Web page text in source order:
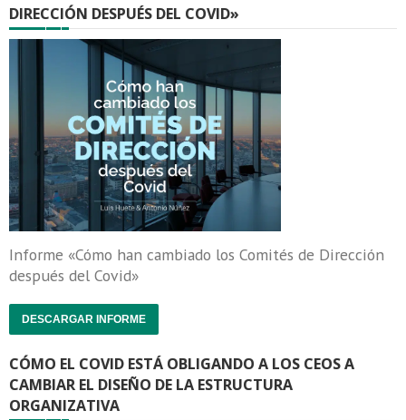
DIRECCIÓN DESPUÉS DEL COVID»
Informe «Cómo han cambiado los Comités de Dirección
después del Covid»
DESCARGAR INFORME
CÓMO EL COVID ESTÁ OBLIGANDO A LOS CEOS A
CAMBIAR EL DISEÑO DE LA ESTRUCTURA
ORGANIZATIVA